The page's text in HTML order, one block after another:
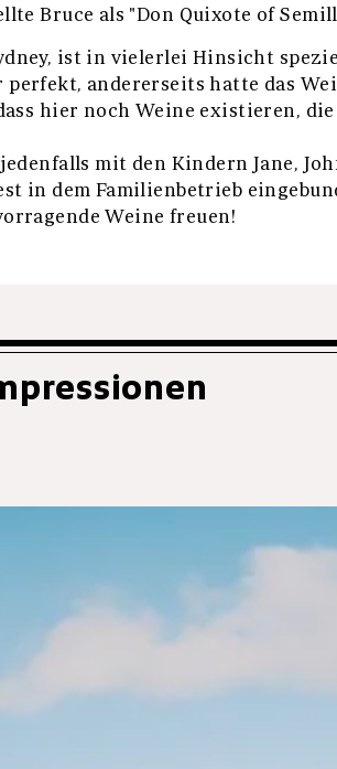
Bruce als "Don Quixote of
ist in vielerlei Hinsicht
andererseits hatte das
hier noch Weine existieren, die
mit den Kindern Jane,
in dem Familienbetrieb
Weine freuen!